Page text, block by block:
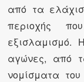
από τα
περιοχής
εξισλαμισμό.
αγώνες, από
νομίσματα του